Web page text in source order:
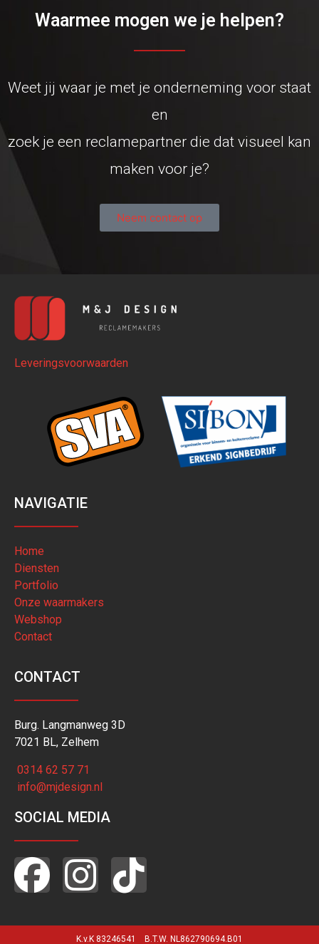
Waarmee mogen we je helpen?
Weet jij waar je met je onderneming voor staat
en
zoek je een reclamepartner die dat visueel kan
maken voor je?
Neem contact op
Leveringsvoorwaarden
NAVIGATIE
Home
Diensten
Portfolio
Onze waarmakers
Webshop
Contact
CONTACT
Burg. Langmanweg 3D
7021 BL, Zelhem
0314 62 57 71
info@mjdesign.nl
SOCIAL MEDIA
K.v.K 83246541 B.T.W. NL862790694.B01